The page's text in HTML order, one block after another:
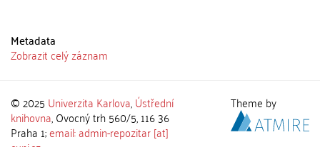
Metadata
Zobrazit celý záznam
© 2025 Univerzita Karlova,Ústřední
knihovna, Ovocný trh 560/5, 116 36
Praha 1;email: admin-repozitar [at]
Theme by